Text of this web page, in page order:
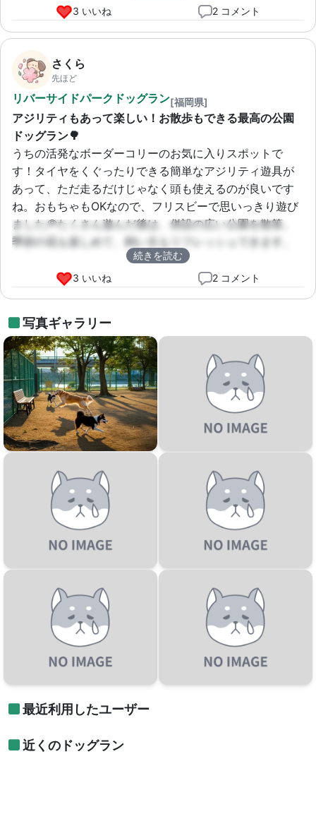
ランの後はのんびりお散歩して帰るのがお決まりコース
3 いいね
2 コメント
さくら
先ほど
リバーサイドパークドッグラン[福岡県]
アジリティもあって楽しい！お散歩もできる最高の公園
ドッグラン🌳
うちの活発なボーダーコリーのお気に入りスポットで
す！タイヤをくぐったりできる簡単なアジリティ遊具が
あって、ただ走るだけじゃなく頭も使えるのが良いです
ね。おもちゃもOKなので、フリスビーで思いっきり遊び
ました🥏たくさん遊んだ後は、併設の広い公園を散策。
季節の花も楽しめて、飼い主もリフレッシュできます。
無料でこんなに満足できるなんて、久留米市さんありが
とう！って感じです(笑) また遊びに行きます！
続きを読む
3 いいね
2 コメント
写真ギャラリー
最近利用したユーザー
近くのドッグラン